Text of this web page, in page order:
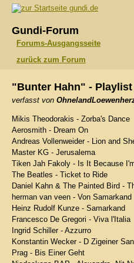
gundi.de
Gundi-Forum
Forums-Ausgangsseite
zurück zum Forum
"Bunter Hahn" - Playlist
verfasst von
Mikis Theodorakis - Zorba's Dance
Aerosmith - Dream On
Andreas Vollenweider - Lion and
Master KG - Jerusalema
Tiken Jah Fakoly - Is It Because
The Beatles - Ticket to Ride
Daniel Kahn & The Painted Bird -
herman van veen - Von Samarkand
Heinz Rudolf Kunze - Samarkand
Francesco De Gregori - Viva l'Italia
Ingrid Schiller - Azzurro
Konstantin Wecker - D Zigeiner
Prag - Bis Einer Geht